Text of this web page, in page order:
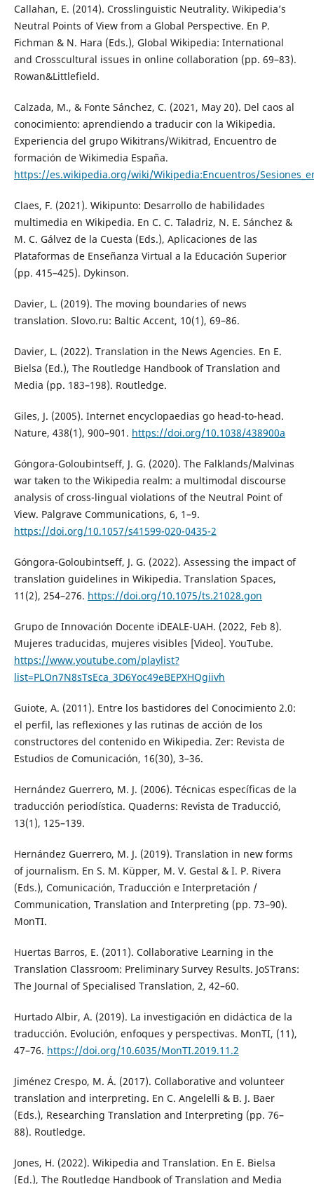
Callahan, E. (2014). Crosslinguistic Neutrality. Wikipedia’s
Neutral Points of View from a Global Perspective. En P.
Fichman & N. Hara (Eds.), Global Wikipedia: International
and Crosscultural issues in online collaboration (pp. 69–83).
Rowan&Littlefield.
Calzada, M., & Fonte Sánchez, C. (2021, May 20). Del caos al
conocimiento: aprendiendo a traducir con la Wikipedia.
Experiencia del grupo Wikitrans/Wikitrad, Encuentro de
formación de Wikimedia España.
https://es.wikipedia.org/wiki/Wikipedia:Encuentros/
Claes, F. (2021). Wikipunto: Desarrollo de habilidades
multimedia en Wikipedia. En C. C. Taladriz, N. E. Sánchez &
M. C. Gálvez de la Cuesta (Eds.), Aplicaciones de las
Plataformas de Enseñanza Virtual a la Educación Superior
(pp. 415–425). Dykinson.
Davier, L. (2019). The moving boundaries of news
translation. Slovo.ru: Baltic Accent, 10(1), 69–86.
Davier, L. (2022). Translation in the News Agencies. En E.
Bielsa (Ed.), The Routledge Handbook of Translation and
Media (pp. 183–198). Routledge.
Giles, J. (2005). Internet encyclopaedias go head-to-head.
Nature, 438(1), 900–901. https://doi.org/10.1038/438900a
Góngora-Goloubintseff, J. G. (2020). The Falklands/Malvinas
war taken to the Wikipedia realm: a multimodal discourse
analysis of cross-lingual violations of the Neutral Point of
View. Palgrave Communications, 6, 1–9.
https://doi.org/10.1057/s41599-020-0435-2
Góngora-Goloubintseff, J. G. (2022). Assessing the impact of
translation guidelines in Wikipedia. Translation Spaces,
11(2), 254–276. https://doi.org/10.1075/ts.21028.gon
Grupo de Innovación Docente iDEALE-UAH. (2022, Feb 8).
Mujeres traducidas, mujeres visibles [Video]. YouTube.
https://www.youtube.com/playlist?
list=PLOn7N8sTsEca_3D6Yoc49eBEPXHQgiivh
Guiote, A. (2011). Entre los bastidores del Conocimiento 2.0:
el perfil, las reflexiones y las rutinas de acción de los
constructores del contenido en Wikipedia. Zer: Revista de
Estudios de Comunicación, 16(30), 3–36.
Hernández Guerrero, M. J. (2006). Técnicas específicas de la
traducción periodística. Quaderns: Revista de Traducció,
13(1), 125–139.
Hernández Guerrero, M. J. (2019). Translation in new forms
of journalism. En S. M. Küpper, M. V. Gestal & I. P. Rivera
(Eds.), Comunicación, Traducción e Interpretación /
Communication, Translation and Interpreting (pp. 73–90).
MonTI.
Huertas Barros, E. (2011). Collaborative Learning in the
Translation Classroom: Preliminary Survey Results. JoSTrans:
The Journal of Specialised Translation, 2, 42–60.
Hurtado Albir, A. (2019). La investigación en didáctica de la
traducción. Evolución, enfoques y perspectivas. MonTI, (11),
47–76. https://doi.org/10.6035/MonTI.2019.11.2
Jiménez Crespo, M. Á. (2017). Collaborative and volunteer
translation and interpreting. En C. Angelelli & B. J. Baer
(Eds.), Researching Translation and Interpreting (pp. 76–
88). Routledge.
Jones, H. (2022). Wikipedia and Translation. En E. Bielsa
(Ed.), The Routledge Handbook of Translation and Media